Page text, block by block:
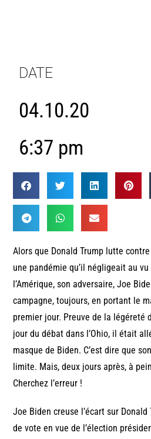
DATE
04.10.20
6:37 pm
Alors que Donald Trump lutte
une pandémie qu’il négligeait au
l’Amérique, son adversaire, Joe
campagne, toujours, en portant le
premier jour. Preuve de la légéreté
jour du débat dans l’Ohio, il était
masque de Biden. C’est dire que
limite. Mais, deux jours après, à
Cherchez l’erreur !
Joe Biden creuse l’écart sur
de vote en vue de l’élection